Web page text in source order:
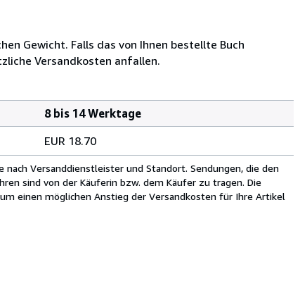
Gewicht. Falls das von Ihnen bestellte Buch
Versandkosten anfallen.
8 bis 14 Werktage
EUR 18.70
Versanddienstleister und Standort. Sendungen, die den
sind von der Käuferin bzw. dem Käufer zu tragen. Die
einen möglichen Anstieg der Versandkosten für Ihre Artikel